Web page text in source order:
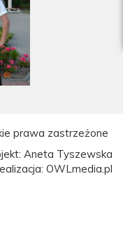
prawa zastrzeżone
Aneta Tyszewska
OWLmedia.pl